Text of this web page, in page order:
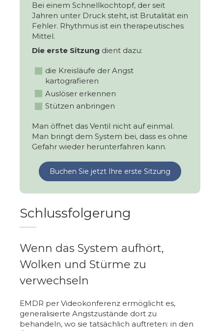
Bei einem Schnellkochtopf, der seit
Jahren unter Druck steht, ist Brutalität ein
Fehler. Rhythmus ist ein therapeutisches
Mittel.
Die erste Sitzung dient dazu:
die Kreisläufe der Angst
kartografieren
Auslöser erkennen
Stützen anbringen
Man öffnet das Ventil nicht auf einmal.
Man bringt dem System bei, dass es ohne
Gefahr wieder herunterfahren kann.
Buchen Sie jetzt Ihre erste Sitzung
Schlussfolgerung
Wenn das System aufhört,
Wolken und Stürme zu
verwechseln
EMDR per Videokonferenz ermöglicht es,
generalisierte Angstzustände dort zu
behandeln, wo sie tatsächlich auftreten: in den